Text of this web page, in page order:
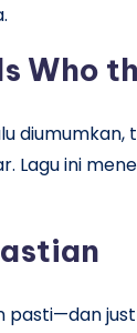
Who
Lagu ini